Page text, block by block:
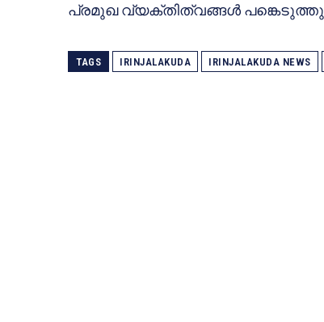
പ്രമുഖ വ്യക്തിത്വങ്ങള്‍ പങ്കെടുത്തു
TAGS IRINJALAKUDA IRINJALAKUDA NEWS